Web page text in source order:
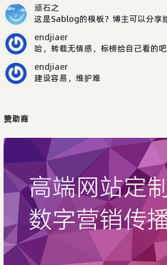
顽石之
endjiaer
哈，转载无情感，标榜给自己看的吧
endjiaer
建设容易，维护难
赞助商